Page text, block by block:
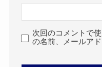
次回のコメントで
の名前、メールア